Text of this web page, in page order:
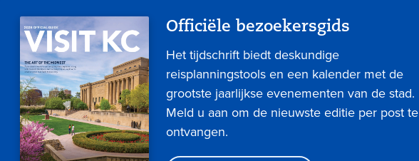
Officiële bezoekersgids
Het tijdschrift biedt deskundige
reisplanningstools en een kalender met de
grootste jaarlijkse evenementen van de stad.
Meld u aan om de nieuwste editie per post te
ontvangen.